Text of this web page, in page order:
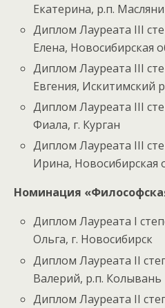
Екатерина, р.п.
Диплом Лауреата III
Елена, Новосибирская
Диплом Лауреата III
Евгения, Искитимский
Диплом Лауреата III
Фиала, г. Курган
Диплом Лауреата III
Ирина, Новосибирская
Номинация
Диплом Лауреата I
Ольга, г. Новосибирск
Диплом Лауреата II
Валерий, р.п. Колывань
Диплом Лауреата II